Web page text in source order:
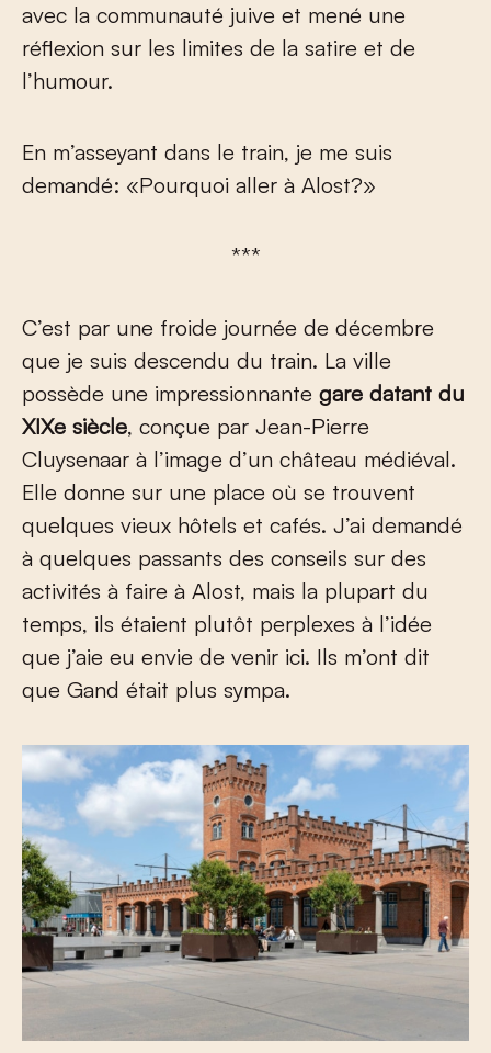
avec la communauté juive et mené une
réflexion sur les limites de la satire et de
l’humour.
En m’asseyant dans le train, je me suis
demandé: «Pourquoi aller à Alost?»
***
C’est par une froide journée de décembre
que je suis descendu du train. La ville
possède une impressionnante gare datant du
XIXe siècle, conçue par Jean-Pierre
Cluysenaar à l’image d’un château médiéval.
Elle donne sur une place où se trouvent
quelques vieux hôtels et cafés. J’ai demandé
à quelques passants des conseils sur des
activités à faire à Alost, mais la plupart du
temps, ils étaient plutôt perplexes à l’idée
que j’aie eu envie de venir ici. Ils m’ont dit
que Gand était plus sympa.